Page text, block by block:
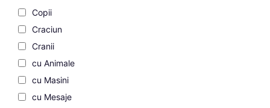
Copii
Craciun
Cranii
cu Animale
cu Masini
cu Mesaje